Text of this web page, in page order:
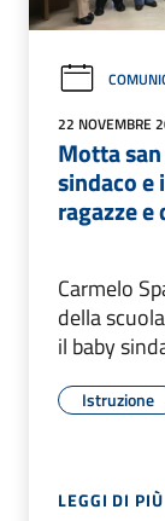
22 NOVEMBRE
Motta
sindaco e
ragazze e
Carmelo
della
il baby
Istruzione
LEGGI DI PIÙ